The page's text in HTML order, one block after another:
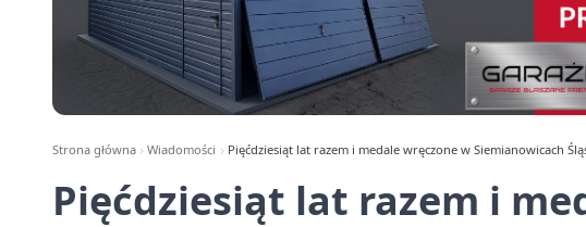
Strona główna Wiadomości Pięćdziesiąt lat razem i medale wręczone w Siemianowicach
Pięćdziesiąt lat razem i